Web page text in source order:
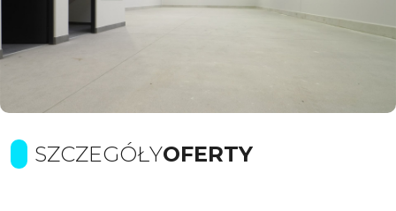
SZCZEGÓŁYOFERTY